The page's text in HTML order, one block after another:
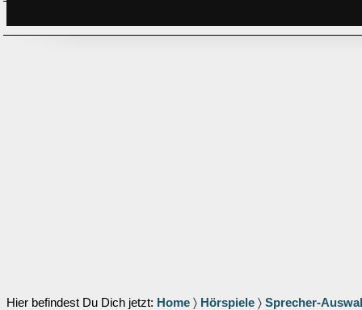
Hier befindest Du Dich jetzt: Home 〉 Hörspiele 〉 Sprecher-